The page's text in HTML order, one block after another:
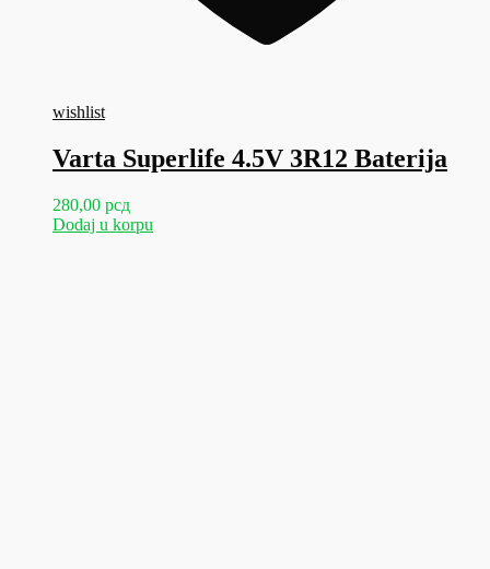
wishlist
Varta Superlife 4.5V 3R12 Baterija
280,00 рсд
Dodaj u korpu